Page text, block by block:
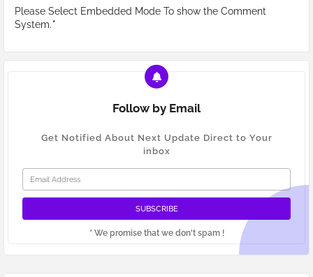
Please Select Embedded Mode To show the Comment
System.*
Follow by Email
Get Notified About Next Update Direct to Your
inbox
* We promise that we don't spam !